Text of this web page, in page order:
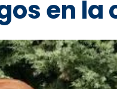
en la